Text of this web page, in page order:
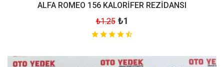
ALFA ROMEO 156 KALORİFER REZİDANSI
₺1.25 ₺1